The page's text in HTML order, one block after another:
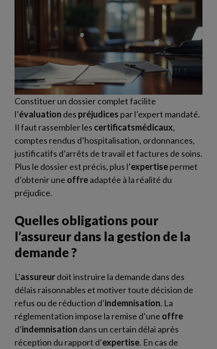
Constituer un dossier complet facilite
l’évaluation des préjudices par l’expert mandaté.
Il faut rassembler les certificatsmédicaux,
comptes rendus d’hospitalisation, ordonnances,
justificatifs d’arrêts de travail et factures de soins.
Plus le dossier est précis, plus l’expertisepermet
d’obtenir une offreadaptée à la réalité du
préjudice.
Quelles obligations pour
l’assureur dans la gestion de la
demande ?
L’assureurdoit instruire la demande dans des
délais raisonnables et motiver toute décision de
refus ou de réduction d’indemnisation. La
réglementation impose la remise d’une offre
d’indemnisation dans un certain délai après
réception du rapport d’expertise. En cas de